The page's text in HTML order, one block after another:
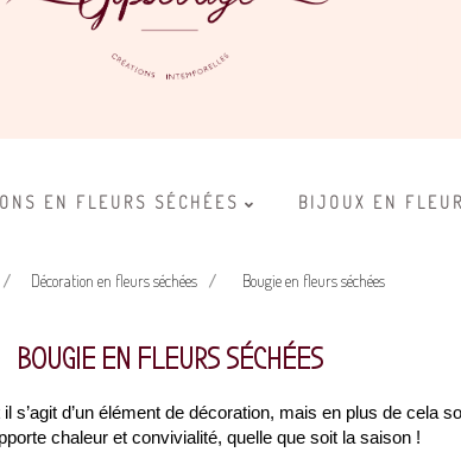
EN FLEURS SÉCHÉES BIJOUX EN
Décoration en fleurs séchées Bougie en fleurs séchées
BOUGIE EN FLEURS SÉCHÉES
d’un élément de décoration, mais en plus de cela
chaleur et convivialité, quelle que soit la saison !